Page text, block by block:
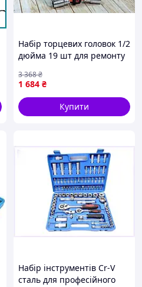
Набір торцевих головок 1/2
дюйма 19 шт для ремонту
обслуговування техніки
1 684 ₴
3 368₴
Купити
Набір інструментів Cr-V
сталь для професійного